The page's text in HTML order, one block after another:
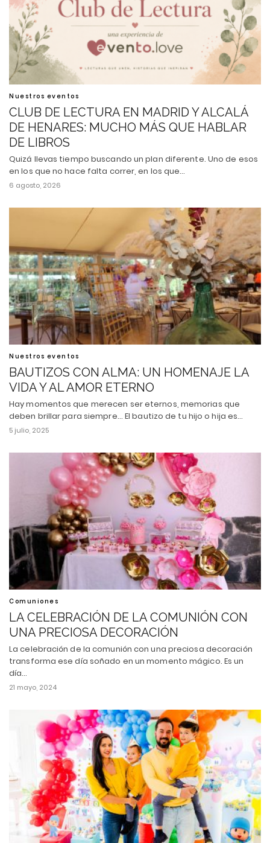
Nuestros eventos
CLUB DE LECTURA EN MADRID Y ALCALÁ
DE HENARES: MUCHO MÁS QUE HABLAR
DE LIBROS
Quizá llevas tiempo buscando un plan diferente. Uno de esos
en los que no hace falta correr, en los que…
6 agosto, 2026
Nuestros eventos
BAUTIZOS CON ALMA: UN HOMENAJE LA
VIDA Y AL AMOR ETERNO
Hay momentos que merecen ser eternos, memorias que
deben brillar para siempre... El bautizo de tu hijo o hija es…
5 julio, 2025
Comuniones
LA CELEBRACIÓN DE LA COMUNIÓN CON
UNA PRECIOSA DECORACIÓN
La celebración de la comunión con una preciosa decoración
transforma ese día soñado en un momento mágico. Es un
día…
21 mayo, 2024